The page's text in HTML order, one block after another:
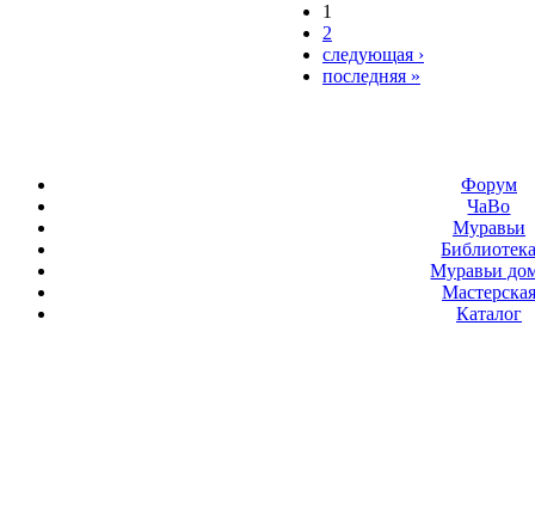
1
2
следующая ›
последняя »
Форум
ЧаВо
Муравьи
Муравьи
Мастерская
Каталог